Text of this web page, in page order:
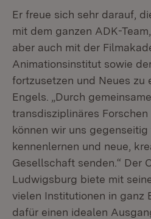
Er freue sich sehr darauf,
mit dem ganzen ADK-
aber auch mit der
Animationsinstitut sowie
fortzusetzen und Neues zu
Engels. „Durch
transdisziplinäres
können wir uns gegenseitig
kennenlernen und neue,
Gesellschaft senden.“ Der
Ludwigsburg biete mit
vielen Institutionen in ganz
dafür einen idealen